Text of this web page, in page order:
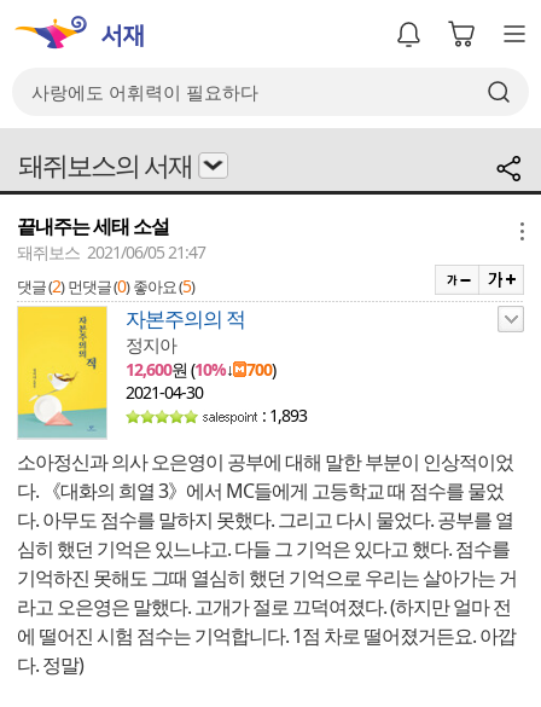
돼쥐보스의 서재
끝내주는 세태 소설
돼쥐보스 2021/06/05 21:47
댓글 (2) 먼댓글 (0) 좋아요 (5)
자본주의의 적
정지아
12,600원 (10%↓ 700)
2021-04-30
: 1,893
소아정신과 의사 오은영이 공부에 대해 말한 부분이 인상적이었
다. 《대화의 희열 3》에서 MC들에게 고등학교 때 점수를 물었
다. 아무도 점수를 말하지 못했다. 그리고 다시 물었다. 공부를 열
심히 했던 기억은 있느냐고. 다들 그 기억은 있다고 했다. 점수를
기억하진 못해도 그때 열심히 했던 기억으로 우리는 살아가는 거
라고 오은영은 말했다. 고개가 절로 끄덕여졌다. (하지만 얼마 전
에 떨어진 시험 점수는 기억합니다. 1점 차로 떨어졌거든요. 아깝
다. 정말)